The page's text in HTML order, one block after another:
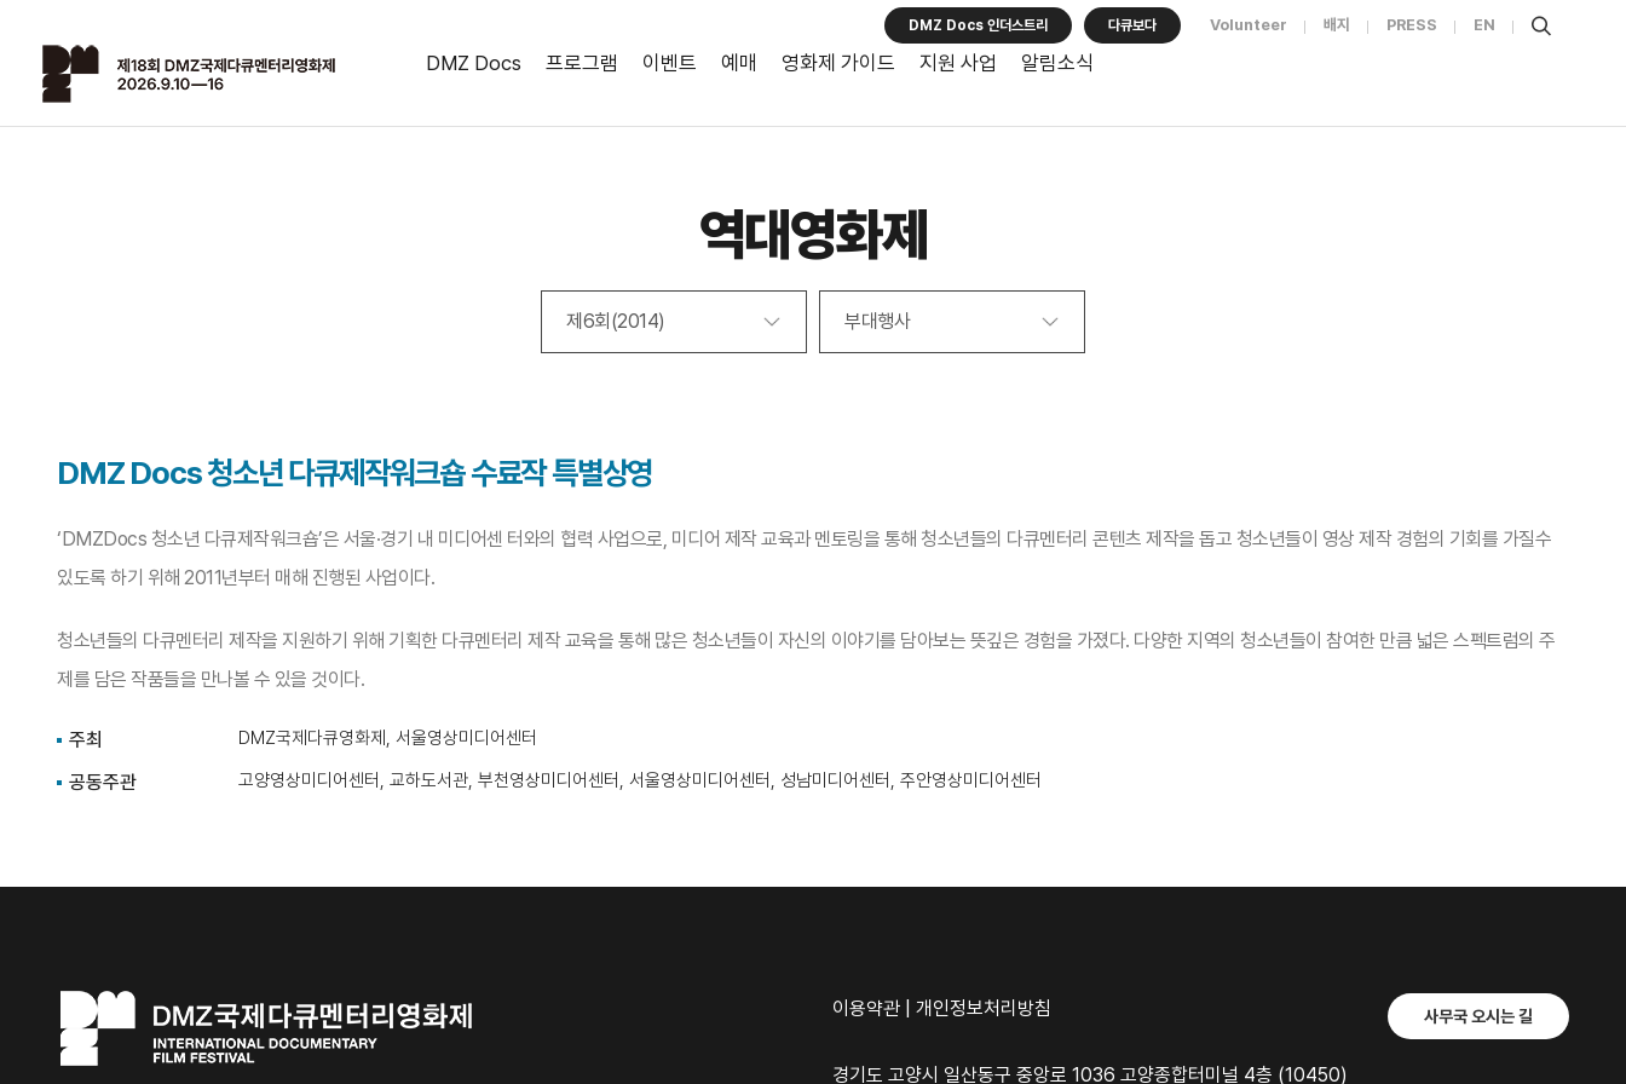
DMZ Docs 프로그램 이벤트 예매 영화제 가이드 지원 사업 알림소식
DMZ Docs 인더스트리 다큐보다 Volunteer 배지 PRESS EN
역대영화제
제6회(2014) 부대행사
DMZ Docs 청소년 다큐제작워크숍 수료작 특별상영
‘DMZDocs 청소년 다큐제작워크숍’은 서울·경기 내 미디어센 터와의 협력 사업으로, 미디어 제작 교육과 멘토링을 통해 청소년들의 다큐멘터리 콘텐츠 제작을 돕고 청소년들이 영상 제작 경험의 기회를 가질수
있도록 하기 위해 2011년부터 매해 진행된 사업이다.
청소년들의 다큐멘터리 제작을 지원하기 위해 기획한 다큐멘터리 제작 교육을 통해 많은 청소년들이 자신의 이야기를 담아보는 뜻깊은 경험을 가졌다. 다양한 지역의 청소년들이 참여한 만큼 넓은 스펙트럼의 주
제를 담은 작품들을 만나볼 수 있을 것이다.
주최 DMZ국제다큐영화제, 서울영상미디어센터
공동주관 고양영상미디어센터, 교하도서관, 부천영상미디어센터, 서울영상미디어센터, 성남미디어센터, 주안영상미디어센터
이용약관 개인정보처리방침
경기도 고양시 일산동구 중앙로 1036 고양종합터미널 4층 (10450)
사무국 오시는 길